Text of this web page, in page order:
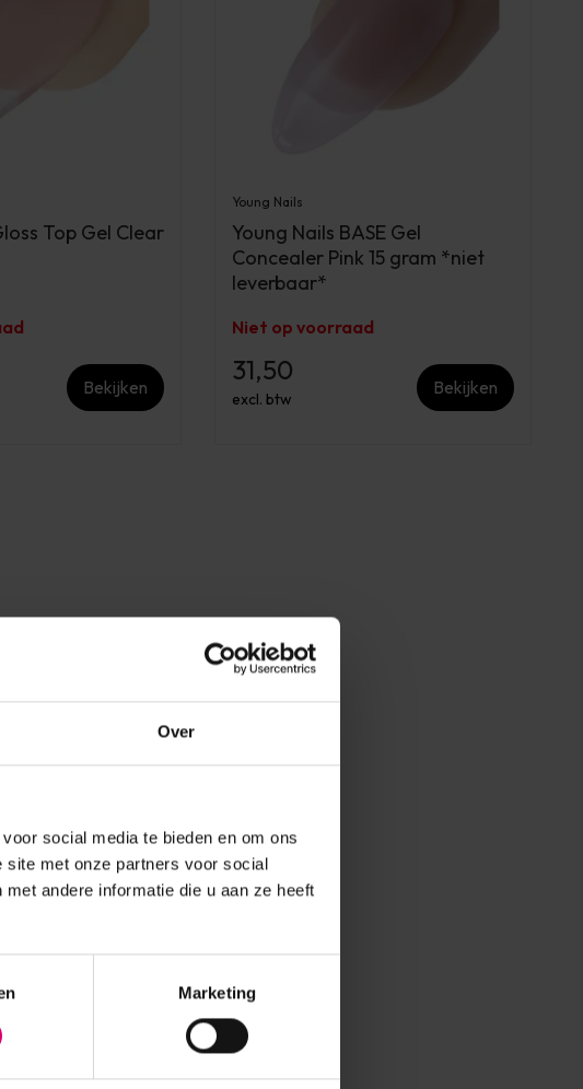
Over
social media te bieden en om ons
site met onze partners voor social
andere informatie die u aan ze heeft
Marketing
Top Gel Clear
Bekijken
Young Nails
Young Nails BASE Gel
Concealer Pink 15 gram *niet
leverbaar*
Niet op voorraad
31,50
excl. btw
Bekijken